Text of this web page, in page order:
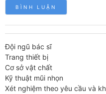
Đội ngũ bác sĩ
Trang thiết bị
Cơ sở vật chất
Kỹ thuật mũi nhọn
Xét nghiệm theo yêu cầu và